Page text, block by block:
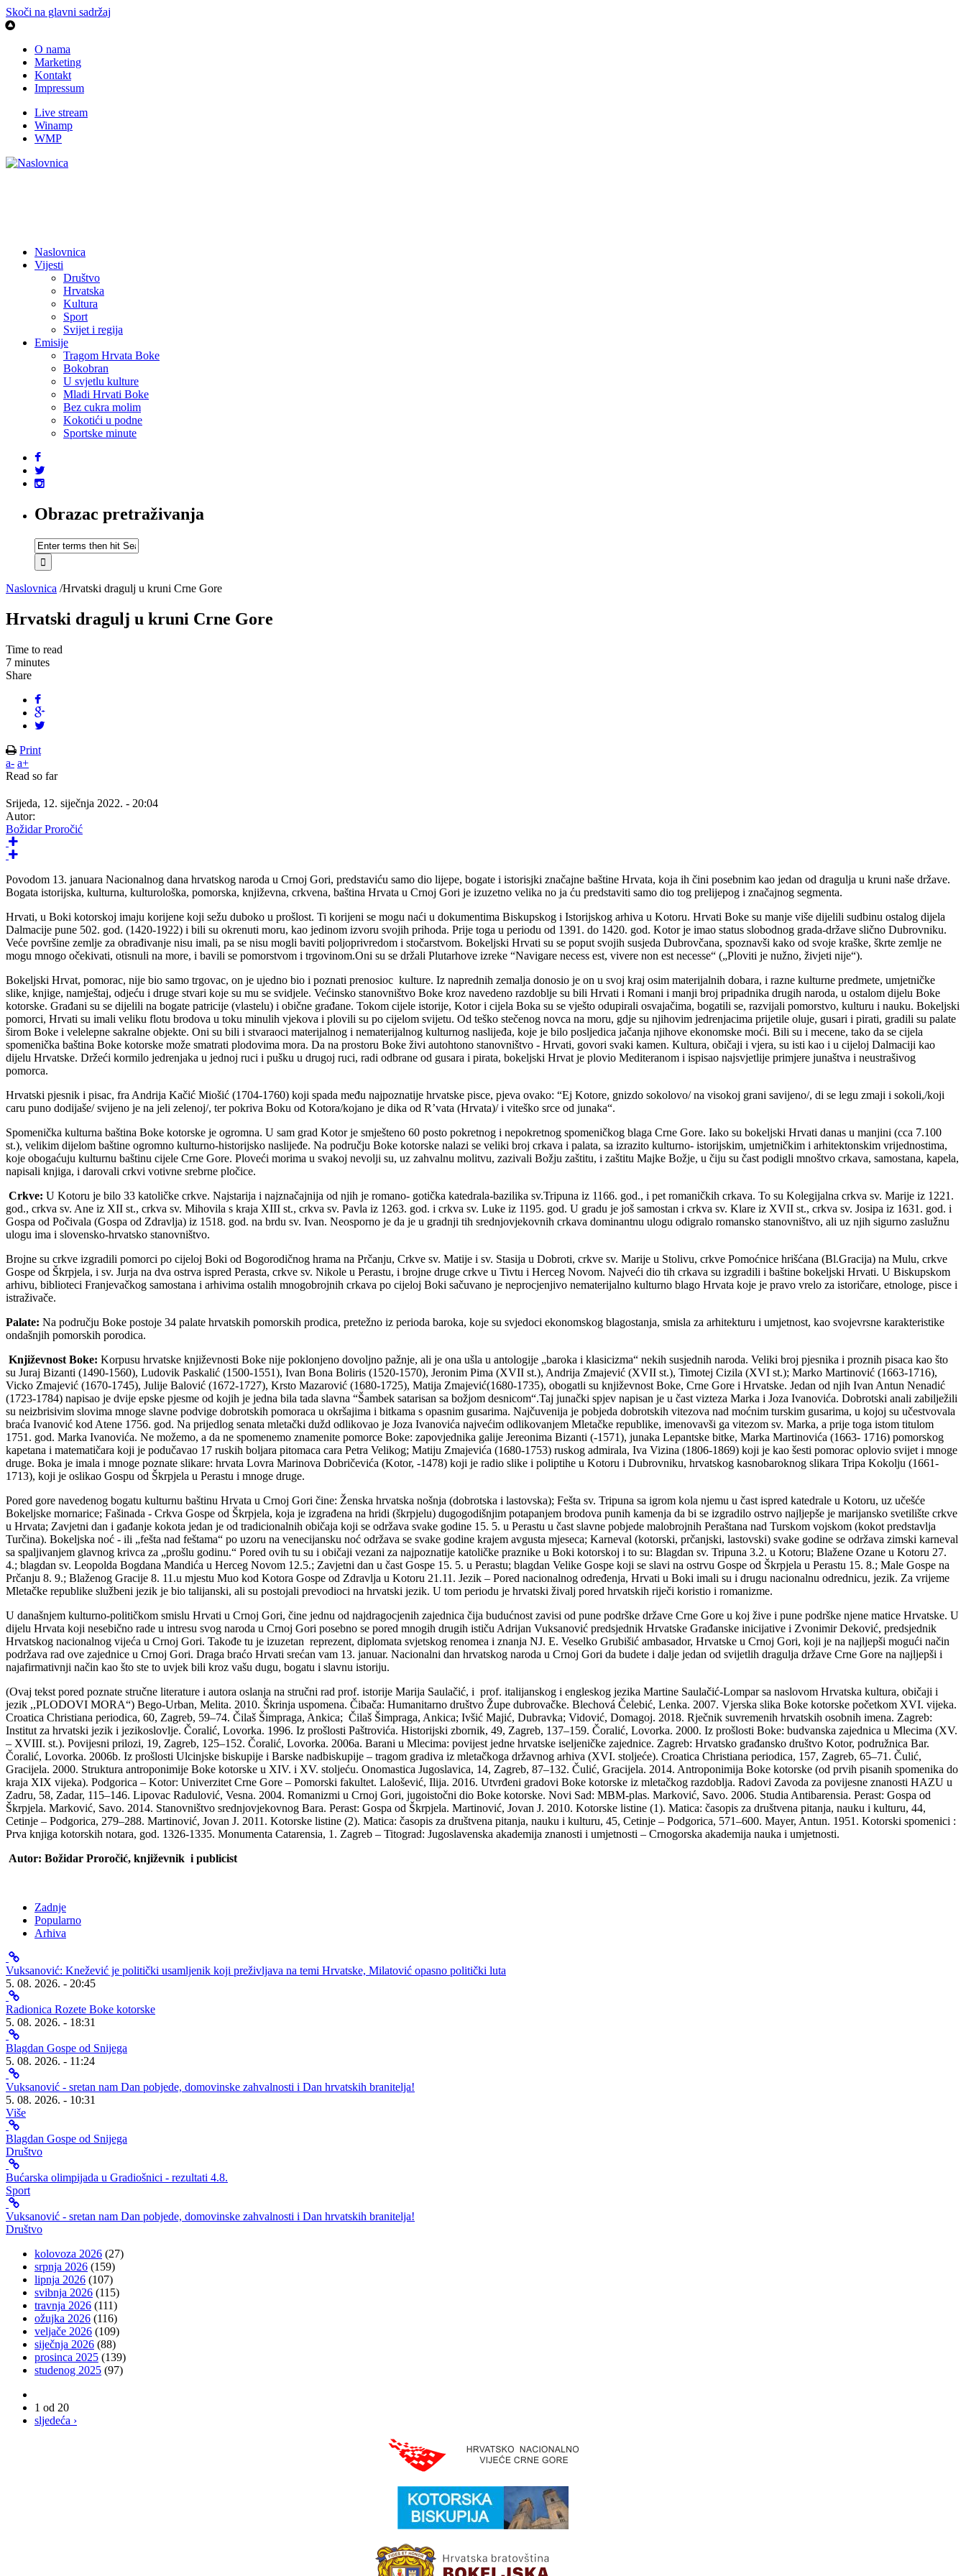
Skoči na glavni sadržaj
O nama
Marketing
Kontakt
Impressum
Live stream
Winamp
WMP
Naslovnica
Vijesti
Društvo
Hrvatska
Kultura
Sport
Svijet i regija
Emisije
Tragom Hrvata Boke
Bokobran
U svjetlu kulture
Mladi Hrvati Boke
Bez cukra molim
Kokotići u podne
Sportske minute
Obrazac pretraživanja
Naslovnica /Hrvatski dragulj u kruni Crne Gore
Hrvatski dragulj u kruni Crne Gore
Time to read
7 minutes
Share
Print
a- a+
Read so far
Srijeda, 12. siječnja 2022. - 20:04
Autor:
Božidar Proročić
Povodom 13. januara Nacionalnog dana hrvatskog naroda u Crnoj Gori, predstaviću samo dio lijepe, bogate i istorisjki značajne baštine Hrvata, koja ih čini posebnim kao jedan od dragulja u kruni naše države.
Bogata istorijska, kulturna, kulturološka, pomorska, književna, crkvena, baština Hrvata u Crnoj Gori je izuzetno velika no ja ću predstaviti samo dio tog prelijepog i značajnog segmenta.
Hrvati, u Boki kotorskoj imaju korijene koji sežu duboko u prošlost. Ti korijeni se mogu naći u dokumentima Biskupskog i Istorijskog arhiva u Kotoru. Hrvati Boke su manje više dijelili sudbinu ostalog dijela
Dalmacije pune 502. god. (1420-1922) i bili su okrenuti moru, kao jedinom izvoru svojih prihoda. Prije toga u periodu od 1391. do 1420. god. Kotor je imao status slobodnog grada-države slično Dubrovniku.
Veće površine zemlje za obrađivanje nisu imali, pa se nisu mogli baviti poljoprivredom i stočarstvom. Bokeljski Hrvati su se poput svojih susjeda Dubrovčana, spoznavši kako od svoje kraške, škrte zemlje ne
mogu mnogo očekivati, otisnuli na more, i bavili se pomorstvom i trgovinom.Oni su se držali Plutarhove izreke “Navigare necess est, vivere non est necesse“ („Ploviti je nužno, živjeti nije“).
Bokeljski Hrvat, pomorac, nije bio samo trgovac, on je ujedno bio i poznati prenosioc kulture. Iz naprednih zemalja donosio je on u svoj kraj osim materijalnih dobara, i razne kulturne predmete, umjetničke
slike, knjige, namještaj, odjeću i druge stvari koje su mu se svidjele. Većinsko stanovništvo Boke kroz navedeno razdoblje su bili Hrvati i Romani i manji broj pripadnika drugih naroda, u ostalom dijelu Boke
kotorske. Građani su se dijelili na bogate patricije (vlastelu) i obične građane. Tokom cijele istorije, Kotor i cijela Boka su se vješto odupirali osvajačima, bogatili se, razvijali pomorstvo, kulturu i nauku. Bokeljski
pomorci, Hrvati su imali veliku flotu brodova u toku minulih vjekova i plovili su po cijelom svijetu. Od teško stečenog novca na moru, gdje su njihovim jedrenjacima prijetile oluje, gusari i pirati, gradili su palate
širom Boke i velelepne sakralne objekte. Oni su bili i stvaraoci materijalnog i nematerijalnog kulturnog naslijeđa, koje je bilo posljedica jačanja njihove ekonomske moći. Bili su i mecene, tako da se cijela
spomenička baština Boke kotorske može smatrati plodovima mora. Da na prostoru Boke živi autohtono stanovništvo - Hrvati, govori svaki kamen. Kultura, običaji i vjera, su isti kao i u cijeloj Dalmaciji kao
dijelu Hrvatske. Držeći kormilo jedrenjaka u jednoj ruci i pušku u drugoj ruci, radi odbrane od gusara i pirata, bokeljski Hrvat je plovio Mediteranom i ispisao najsvjetlije primjere junaštva i neustrašivog
pomorca.
Hrvatski pjesnik i pisac, fra Andrija Kačić Miošić (1704-1760) koji spada među najpoznatije hrvatske pisce, pjeva ovako: “Ej Kotore, gnizdo sokolovo/ na visokoj grani savijeno/, di se legu zmaji i sokoli,/koji
caru puno dodijaše/ svijeno je na jeli zelenoj/, ter pokriva Boku od Kotora/kojano je dika od R’vata (Hrvata)/ i viteško srce od junaka“.
Spomenička kulturna baština Boke kotorske je ogromna. U sam grad Kotor je smješteno 60 posto pokretnog i nepokretnog spomeničkog blaga Crne Gore. Iako su bokeljski Hrvati danas u manjini (cca 7.100
st.), velikim dijelom baštine ogromno kulturno-historijsko naslijeđe. Na području Boke kotorske nalazi se veliki broj crkava i palata, sa izrazito kulturno- istorijskim, umjetničkim i arhitektonskim vrijednostima,
koje obogaćuju kulturnu baštinu cijele Crne Gore. Ploveći morima u svakoj nevolji su, uz zahvalnu molitvu, zazivali Božju zaštitu, i zaštitu Majke Božje, u čiju su čast podigli mnoštvo crkava, samostana, kapela,
napisali knjiga, i darovali crkvi votivne srebrne pločice.
Crkve: U Kotoru je bilo 33 katoličke crkve. Najstarija i najznačajnija od njih je romano- gotička katedrala-bazilika sv.Tripuna iz 1166. god., i pet romaničkih crkava. To su Kolegijalna crkva sv. Marije iz 1221.
god., crkva sv. Ane iz XII st., crkva sv. Mihovila s kraja XIII st., crkva sv. Pavla iz 1263. god. i crkva sv. Luke iz 1195. god. U gradu je još samostan i crkva sv. Klare iz XVII st., crkva sv. Josipa iz 1631. god. i
Gospa od Počivala (Gospa od Zdravlja) iz 1518. god. na brdu sv. Ivan. Neosporno je da je u gradnji tih srednjovjekovnih crkava dominantnu ulogu odigralo romansko stanovništvo, ali uz njih sigurno zaslužnu
ulogu ima i slovensko-hrvatsko stanovništvo.
Brojne su crkve izgradili pomorci po cijeloj Boki od Bogorodičnog hrama na Prčanju, Crkve sv. Matije i sv. Stasija u Dobroti, crkve sv. Marije u Stolivu, crkve Pomoćnice hrišćana (Bl.Gracija) na Mulu, crkve
Gospe od Škrpjela, i sv. Jurja na dva ostrva ispred Perasta, crkve sv. Nikole u Perastu, i brojne druge crkve u Tivtu i Herceg Novom. Najveći dio tih crkava su izgradili i baštine bokeljski Hrvati. U Biskupskom
arhivu, biblioteci Franjevačkog samostana i arhivima ostalih mnogobrojnih crkava po cijeloj Boki sačuvano je neprocjenjivo nematerijalno kulturno blago Hrvata koje je pravo vrelo za istoričare, etnologe, pisce i
istraživače.
Palate: Na području Boke postoje 34 palate hrvatskih pomorskih prodica, pretežno iz perioda baroka, koje su svjedoci ekonomskog blagostanja, smisla za arhitekturu i umjetnost, kao svojevrsne karakteristike
ondašnjih pomorskih porodica.
Književnost Boke: Korpusu hrvatske književnosti Boke nije poklonjeno dovoljno pažnje, ali je ona ušla u antologije „baroka i klasicizma“ nekih susjednih naroda. Veliki broj pjesnika i proznih pisaca kao što
su Juraj Bizanti (1490-1560), Ludovik Paskalić (1500-1551), Ivan Bona Boliris (1520-1570), Jeronim Pima (XVII st.), Andrija Zmajević (XVII st.), Timotej Cizila (XVI st.); Marko Martinović (1663-1716),
Vicko Zmajević (1670-1745), Julije Balović (1672-1727), Krsto Mazarović (1680-1725), Matija Zmajević(1680-1735), obogatli su književnost Boke, Crne Gore i Hrvatske. Jedan od njih Ivan Antun Nenadić
(1723-1784) napisao je dvije epske pjesme od kojih je jedna bila tada slavna “Šambek satarisan sa božjom desnicom“.Taj junački spjev napisan je u čast vizteza Marka i Joza Ivanovića. Dobrotski anali zabilježili
su neizbrisivim slovima mnoge slavne podvige dobrotskih pomoraca u okršajima i bitkama s opasnim gusarima. Najčuvenija je pobjeda dobrotskih vitezova nad moćnim turskim gusarima, u kojoj su učestvovala
braća Ivanović kod Atene 1756. god. Na prijedlog senata mletački dužd odlikovao je Joza Ivanovića najvećim odlikovanjem Mletačke republike, imenovavši ga vitezom sv. Marka, a prije toga istom titulom
1751. god. Marka Ivanovića. Ne možemo, a da ne spomenemo znamenite pomorce Boke: zapovjednika galije Jereonima Bizanti (-1571), junaka Lepantske bitke, Marka Martinovića (1663- 1716) pomorskog
kapetana i matematičara koji je podučavao 17 ruskih boljara pitomaca cara Petra Velikog; Matiju Zmajevića (1680-1753) ruskog admirala, Iva Vizina (1806-1869) koji je kao šesti pomorac oplovio svijet i mnoge
druge. Boka je imala i mnoge poznate slikare: hrvata Lovra Marinova Dobričevića (Kotor, -1478) koji je radio slike i poliptihe u Kotoru i Dubrovniku, hrvatskog kasnobaroknog slikara Tripa Kokolju (1661-
1713), koji je oslikao Gospu od Škrpjela u Perastu i mnoge druge.
Pored gore navedenog bogatu kulturnu baštinu Hrvata u Crnoj Gori čine: Ženska hrvatska nošnja (dobrotska i lastovska); Fešta sv. Tripuna sa igrom kola njemu u čast ispred katedrale u Kotoru, uz učešće
Bokeljske mornarice; Fašinada - Crkva Gospe od Škrpjela, koja je izgrađena na hridi (škrpjelu) dugogodišnjim potapanjem brodova punih kamenja da bi se izgradilo ostrvo najljepše je marijansko svetilište crkve
u Hrvata; Zavjetni dan i gađanje kokota jedan je od tradicionalnih običaja koji se održava svake godine 15. 5. u Perastu u čast slavne pobjede malobrojnih Peraštana nad Turskom vojskom (kokot predstavlja
Turčina). Bokeljska noć - ili „fešta nad feštama“ po uzoru na venecijansku noć održava se svake godine krajem avgusta mjeseca; Karneval (kotorski, prčanjski, lastovski) svake godine se održava zimski karneval
sa spaljivanjem glavnog krivca za „prošlu godinu.“ Pored ovih tu su i običaji vezani za najpoznatije katoličke praznike u Boki kotorskoj i to su: Blagdan sv. Tripuna 3.2. u Kotoru; Blažene Ozane u Kotoru 27.
4.; blagdan sv. Leopolda Bogdana Mandića u Herceg Novom 12.5.; Zavjetni dan u čast Gospe 15. 5. u Perastu; blagdan Velike Gospe koji se slavi na ostrvu Gospe od Škrpjela u Perastu 15. 8.; Male Gospe na
Prčanju 8. 9.; Blaženog Gracije 8. 11.u mjestu Muo kod Kotora Gospe od Zdravlja u Kotoru 21.11. Jezik – Pored nacionalnog određenja, Hrvati u Boki imali su i drugu nacionalnu odrednicu, jezik. Za vrijeme
Mletačke republike službeni jezik je bio talijanski, ali su postojali prevodioci na hrvatski jezik. U tom periodu je hrvatski živalj pored hrvatskih riječi koristio i romanizme.
U današnjem kulturno-političkom smislu Hrvati u Crnoj Gori, čine jednu od najdragocjenih zajednica čija budućnost zavisi od pune podrške države Crne Gore u koj žive i pune podrške njene matice Hrvatske. U
dijelu Hrvata koji nesebično rade u intresu svog naroda u Crnoj Gori posebno se pored mnogih drugih ističu Adrijan Vuksanović predsjednik Hrvatske Građanske inicijative i Zvonimir Deković, predsjednik
Hrvatskog nacionalnog vijeća u Crnoj Gori. Takođe tu je izuzetan reprezent, diplomata svjetskog renomea i znanja NJ. E. Veselko Grubišić ambasador, Hrvatske u Crnoj Gori, koji je na najljepši mogući način
podržava rad ove zajednice u Crnoj Gori. Draga braćo Hrvati srećan vam 13. januar. Nacionalni dan hrvatskog naroda u Crnoj Gori da budete i dalje jedan od svijetlih dragulja države Crne Gore na najljepši i
najafirmativnji način kao što ste to uvjek bili kroz vašu dugu, bogatu i slavnu istoriju.
(Ovaj tekst pored poznate stručne literature i autora oslanja na stručni rad prof. istorije Marija Saulačić, i prof. italijanskog i engleskog jezika Martine Saulačić-Lompar sa naslovom Hrvatska kultura, običaji i
jezik ,,PLODOVI MORA“) Bego-Urban, Melita. 2010. Škrinja uspomena. Čibača: Humanitarno društvo Župe dubrovačke. Blechová Čelebić, Lenka. 2007. Vjerska slika Boke kotorske početkom XVI. vijeka.
Croatica Christiana periodica, 60, Zagreb, 59–74. Čilaš Šimpraga, Ankica; Čilaš Šimpraga, Ankica; Ivšić Majić, Dubravka; Vidović, Domagoj. 2018. Rječnik suvremenih hrvatskih osobnih imena. Zagreb:
Institut za hrvatski jezik i jezikoslovlje. Čoralić, Lovorka. 1996. Iz prošlosti Paštrovića. Historijski zbornik, 49, Zagreb, 137–159. Čoralić, Lovorka. 2000. Iz prošlosti Boke: budvanska zajednica u Mlecima (XV.
– XVIII. st.). Povijesni prilozi, 19, Zagreb, 125–152. Čoralić, Lovorka. 2006a. Barani u Mlecima: povijest jedne hrvatske iseljeničke zajednice. Zagreb: Hrvatsko građansko društvo Kotor, podružnica Bar.
Čoralić, Lovorka. 2006b. Iz prošlosti Ulcinjske biskupije i Barske nadbiskupije – tragom gradiva iz mletačkoga državnog arhiva (XVI. stoljeće). Croatica Christiana periodica, 157, Zagreb, 65–71. Čulić,
Gracijela. 2000. Struktura antroponimije Boke kotorske u XIV. i XV. stoljeću. Onomastica Jugoslavica, 14, Zagreb, 87–132. Čulić, Gracijela. 2014. Antroponimija Boke kotorske (od prvih pisanih spomenika do
kraja XIX vijeka). Podgorica – Kotor: Univerzitet Crne Gore – Pomorski fakultet. Lalošević, Ilija. 2016. Utvrđeni gradovi Boke kotorske iz mletačkog razdoblja. Radovi Zavoda za povijesne znanosti HAZU u
Zadru, 58, Zadar, 115–146. Lipovac Radulović, Vesna. 2004. Romanizmi u Crnoj Gori, jugoistočni dio Boke kotorske. Novi Sad: MBM-plas. Marković, Savo. 2006. Studia Antibarensia. Perast: Gospa od
Škrpjela. Marković, Savo. 2014. Stanovništvo srednjovjekovnog Bara. Perast: Gospa od Škrpjela. Martinović, Jovan J. 2010. Kotorske listine (1). Matica: časopis za društvena pitanja, nauku i kulturu, 44,
Cetinje – Podgorica, 279–288. Martinović, Jovan J. 2011. Kotorske listine (2). Matica: časopis za društvena pitanja, nauku i kulturu, 45, Cetinje – Podgorica, 571–600. Mayer, Antun. 1951. Kotorski spomenici :
Prva knjiga kotorskih notara, god. 1326-1335. Monumenta Catarensia, 1. Zagreb – Titograd: Jugoslavenska akademija znanosti i umjetnosti – Crnogorska akademija nauka i umjetnosti.
Autor: Božidar Proročić, književnik i publicist
Zadnje
Popularno
Arhiva
Vuksanović: Knežević je politički usamljenik koji preživljava na temi Hrvatske, Milatović opasno politički luta
5. 08. 2026. - 20:45
Radionica Rozete Boke kotorske
5. 08. 2026. - 18:31
Blagdan Gospe od Snijega
5. 08. 2026. - 11:24
Vuksanović - sretan nam Dan pobjede, domovinske zahvalnosti i Dan hrvatskih branitelja!
5. 08. 2026. - 10:31
Više
Blagdan Gospe od Snijega
Društvo
Bućarska olimpijada u Gradiošnici - rezultati 4.8.
Sport
Vuksanović - sretan nam Dan pobjede, domovinske zahvalnosti i Dan hrvatskih branitelja!
Društvo
kolovoza 2026 (27)
srpnja 2026 (159)
lipnja 2026 (107)
svibnja 2026 (115)
travnja 2026 (111)
ožujka 2026 (116)
veljače 2026 (109)
siječnja 2026 (88)
prosinca 2025 (139)
studenog 2025 (97)
1 od 20
sljedeća ›